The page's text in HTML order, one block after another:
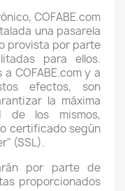
COFABE.com
una pasarela
provista por parte
para ellos.
COFABE.com y a
efectos, son
la máxima
de los mismos,
certificado según
(SSL).
por parte de
proporcionados